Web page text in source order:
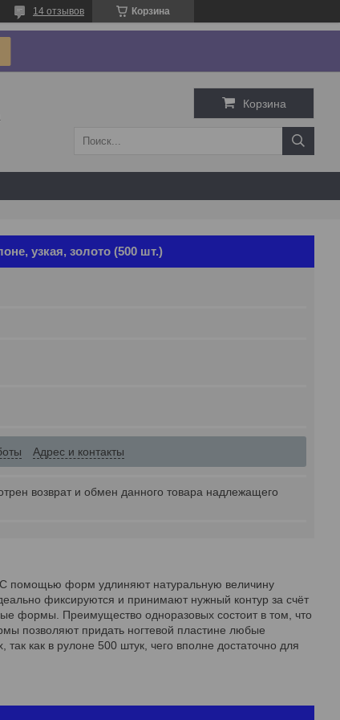
Корзина
14 отзывов
Корзина
узкая, золото (500 шт.)
Адрес и контакты
возврат и обмен данного товара надлежащего
помощью форм удлиняют натуральную величину
фиксируются и принимают нужный контур за счёт
формы. Преимущество одноразовых состоит в том, что
позволяют придать ногтевой пластине любые
как в рулоне 500 штук, чего вполне достаточно для